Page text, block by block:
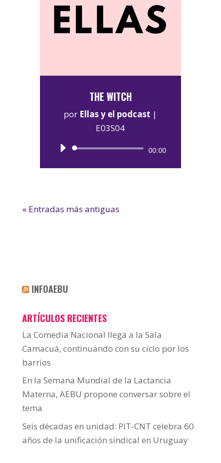
THE WITCH
por Ellas y el podcast |
E03S04
Reproductor
00:00
« Entradas más antiguas
INFOAEBU
ARTÍCULOS RECIENTES
La Comedia Nacional llega a la Sala
Camacuá, continuando con su ciclo por los
barrios
En la Semana Mundial de la Lactancia
Materna, AEBU propone conversar sobre el
tema
Seis décadas en unidad: PIT-CNT celebra 60
años de la unificación sindical en Uruguay